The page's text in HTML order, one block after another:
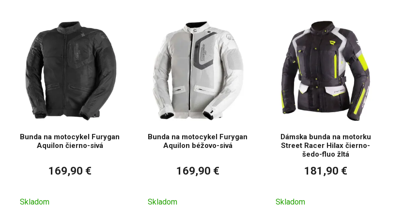
Bunda na motocykel Furygan
Aquilon čierno-sivá
169,90 €
Skladom
Bunda na motocykel Furygan
Aquilon béžovo-sivá
169,90 €
Skladom
Dámska bunda na motorku
Street Racer Hilax čierno-
šedo-fluo žltá
181,90 €
Skladom